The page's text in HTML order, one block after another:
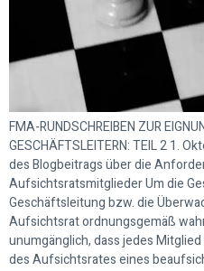
FMA-RUNDSCHREIBEN ZUR
GESCHÄFTSLEITERN: TEIL 2 1.
des Blogbeitrags über die
Aufsichtsratsmitglieder Um die
Geschäftsleitung bzw. die
Aufsichtsrat ordnungsgemäß
unumgänglich, dass jedes
des Aufsichtsrates eines